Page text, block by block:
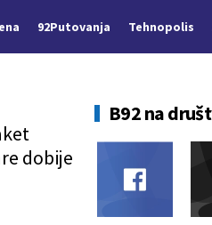
92Putovanja Tehnopolis
dobije
B92 na